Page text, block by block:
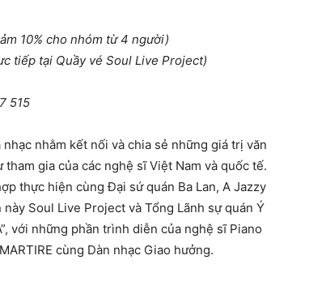
10% cho nhóm từ 4 người)
tiếp tại Quầy vé Soul Live Project)
515
nhằm kết nối và chia sẻ những giá trị văn
gia của các nghệ sĩ Việt Nam và quốc tế.
thực hiện cùng Đại sứ quán Ba Lan, A Jazzy
Soul Live Project và Tổng Lãnh sự quán Ý
với những phần trình diễn của nghệ sĩ Piano
cùng Dàn nhạc Giao hưởng.